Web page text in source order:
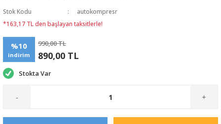
Stok Kodu
autokompresr
*163,17 TL den başlayan taksitlerle!
%10
indirim
990,00 TL
890,00 TL
Stokta Var
- +